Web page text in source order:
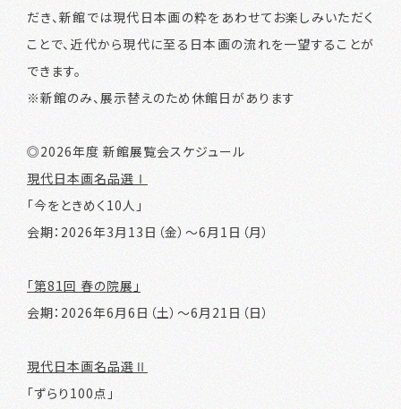
だき、新館では現代日本画の粋をあわせてお楽しみいただく
ことで、近代から現代に至る日本画の流れを一望することが
できます。
※新館のみ、展示替えのため休館日があります
◎2026年度 新館展覧会スケジュール
現代日本画名品選Ⅰ
「今をときめく10人」
会期：2026年3月13日（金）～6月1日（月）
「第81回 春の院展」
会期：2026年6月6日（土）～6月21日（日）
現代日本画名品選Ⅱ
「ずらり100点」